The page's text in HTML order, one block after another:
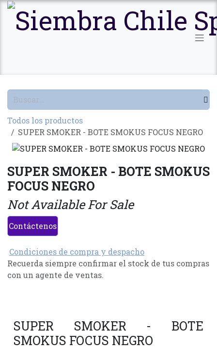
Ir al contenido
Todos los productos
SUPER SMOKER - BOTE SMOKUS FOCUS NEGRO
SUPER SMOKER - BOTE SMOKUS
FOCUS NEGRO
Not Available For Sale
Contáctenos
Condiciones de compra y despacho
Recuerda siempre confirmar el stock de tus compras
con un agente de ventas.
SUPER SMOKER - BOTE
SMOKUS FOCUS NEGRO